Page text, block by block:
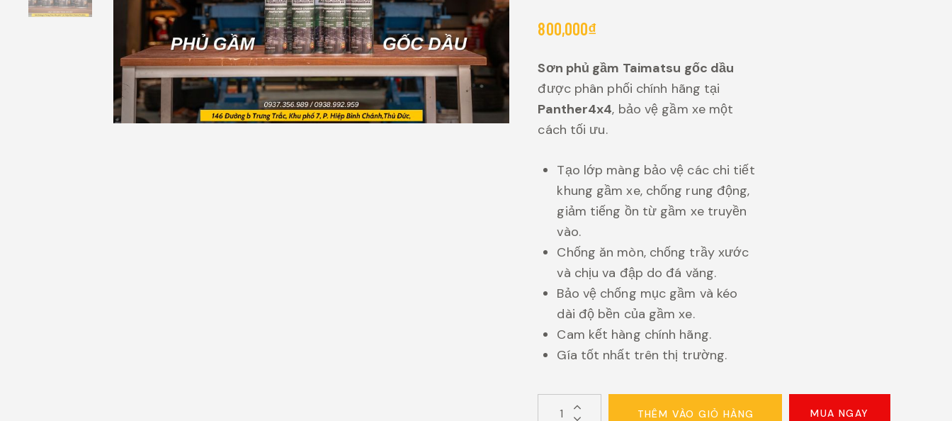
800,000₫
Sơn phủ gầm Taimatsu gốc dầu
được phân phối chính hãng tại
Panther4x4, bảo vệ gầm xe một
cách tối ưu.
Tạo lớp màng bảo vệ các chi tiết
khung gầm xe, chống rung động,
giảm tiếng ồn từ gầm xe truyền
vào.
Chống ăn mòn, chống trầy xước
và chịu va đập do đá văng.
Bảo vệ chống mục gầm và kéo
dài độ bền của gầm xe.
Cam kết hàng chính hãng.
Gía tốt nhất trên thị trường.
THÊM VÀO GIỎ HÀNG MUA NGAY